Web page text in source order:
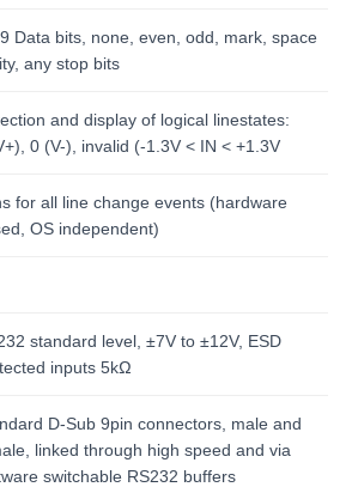
Data bits, none, even, odd, mark, space
any stop bits
and display of logical linestates:
0 (V-), invalid (-1.3V < IN < +1.3V
for all line change events (hardware
OS independent)
standard level, ±7V to ±12V, ESD
inputs 5kΩ
D-Sub 9pin connectors, male and
linked through high speed and via
switchable RS232 buffers